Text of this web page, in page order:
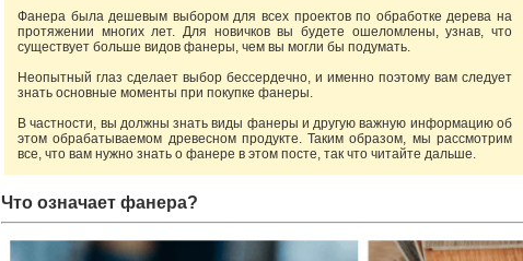
Фанера была дешевым выбором для всех проектов по обработке дерева на
протяжении многих лет. Для новичков вы будете ошеломлены, узнав, что
существует больше видов фанеры, чем вы могли бы подумать.
Неопытный глаз сделает выбор бессердечно, и именно поэтому вам следует
знать основные моменты при покупке фанеры.
В частности, вы должны знать виды фанеры и другую важную информацию об
этом обрабатываемом древесном продукте. Таким образом, мы рассмотрим
все, что вам нужно знать о фанере в этом посте, так что читайте дальше.
Что означает фанера?